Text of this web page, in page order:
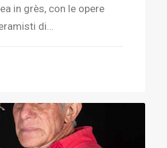
in grès, con le opere
di…